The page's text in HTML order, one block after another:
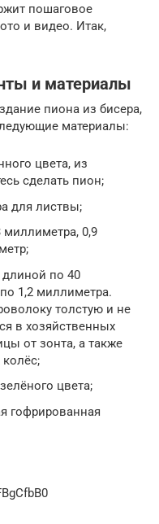
пошаговое
и видео. Итак,
и материалы
пиона из бисера,
материалы:
цвета, из
сделать пион;
для листвы;
0,9
длиной по 40
1,2 миллиметра.
толстую и не
в хозяйственных
от зонта, а также
цвета;
гофрированная